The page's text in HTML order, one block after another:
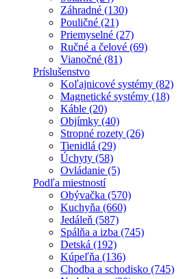
Záhradné (130)
Pouličné (21)
Priemyselné (27)
Ručné a čelové (69)
Vianočné (81)
Príslušenstvo
Koľajnicové systémy (82)
Magnetické systémy (18)
Káble (20)
Objímky (40)
Stropné rozety (26)
Tienidlá (29)
Úchyty (58)
Ovládanie (5)
Podľa miestností
Obývačka (570)
Kuchyňa (660)
Jedáleň (587)
Spálňa a izba (745)
Detská (192)
Kúpeľňa (136)
Chodba a schodisko (745)